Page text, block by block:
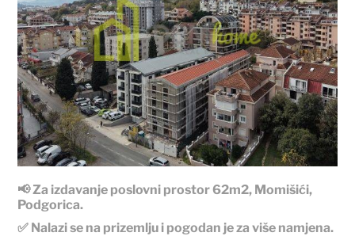
📢 Za izdavanje poslovni prostor 62m2, Momišići,
Podgorica.
✅ Nalazi se na prizemlju i pogodan je za više namjena.